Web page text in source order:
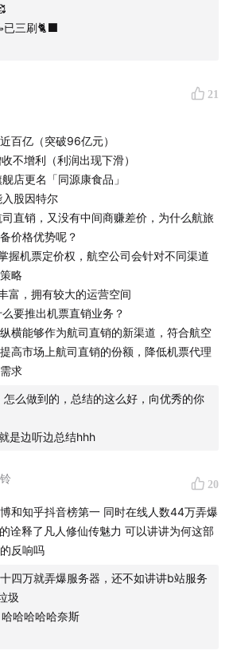
、Kori、大豆、溪若
、幸倍
：新新、秋杰、琳琳、迪卡、刘畅
客厅
目前开放内容实习生、商业化合作实
（节目运营、社群运营、内容营销）
城区。详细信息与申请方式，请点击
解身边日常现象的背后原因，
已三刷🐈‍⬛
21
百亿（突破96亿元）
不增利（利润出现下滑）
店更名「同源康食品」
股因特尔
直销，又没有中间商赚差价，为什么航旅
价格优势呢？
握机票定价权，航空公司会针对不同渠道
略
富，拥有较大的运营空间
要推出机票直销业务？
横能够作为航司直销的新渠道，符合航空
高市场上航司直销的份额，降低机票代理
求
怎么做到的，总结的这么好，向优秀的你
是边听边总结hhh
20
和知乎抖音榜第一 同时在线人数44万弄爆
诠释了凡人修仙传魅力 可以讲讲为何这部
反响吗
四万就弄爆服务器，还不如讲讲b站服务
圾
哈哈哈哈哈奈斯